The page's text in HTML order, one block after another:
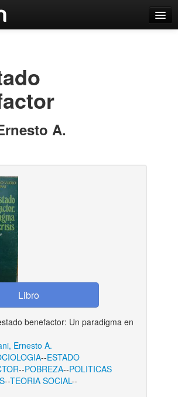
A.
benefactor: Un paradigma en
Ernesto A.
--ESTADO
--POBREZA--POLITICAS
--TEORIA SOCIAL--